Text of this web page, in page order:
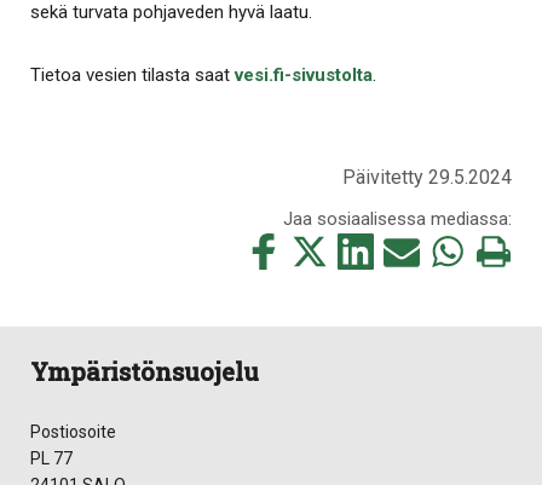
sekä turvata pohjaveden hyvä laatu.
Tietoa vesien tilasta saatvesi.fi-sivustolta.
Päivitetty 29.5.2024
Jaa sosiaalisessa mediassa:
Jaa
tämä
Jaa
Jaa
tämä
Jaa
Jaa
Tulosta
Ympäristönsuojelu
Postiosoite
PL 77